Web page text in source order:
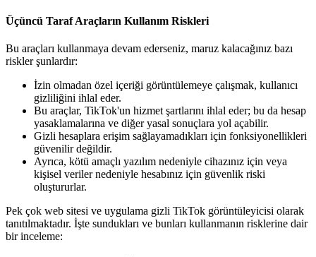
Üçüncü Taraf Araçların Kullanım Riskleri
Bu araçları kullanmaya devam ederseniz, maruz kalacağınız bazı
riskler şunlardır:
İzin olmadan özel içeriği görüntülemeye çalışmak, kullanıcı
gizliliğini ihlal eder.
Bu araçlar, TikTok'un hizmet şartlarını ihlal eder; bu da hesap
yasaklamalarına ve diğer yasal sonuçlara yol açabilir.
Gizli hesaplara erişim sağlayamadıkları için fonksiyonellikleri
güvenilir değildir.
Ayrıca, kötü amaçlı yazılım nedeniyle cihazınız için veya
kişisel veriler nedeniyle hesabınız için güvenlik riski
oluştururlar.
Pek çok web sitesi ve uygulama gizli TikTok görüntüleyicisi olarak
tanıtılmaktadır. İşte sundukları ve bunları kullanmanın risklerine dair
bir inceleme: